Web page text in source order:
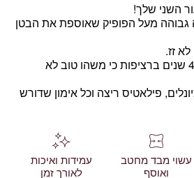
השני שלך!
מעל הפופיק שאוספת את הבטן
זז.
מגיע ב-10 גוונים. חוזר 4 שנים ברציפות כי משהו טוב לא
פילאטיס ריצה וכל אימון שדורש
עשוי מבד מחטב
ואוסף
עמידות ואיכות
לאורך זמן